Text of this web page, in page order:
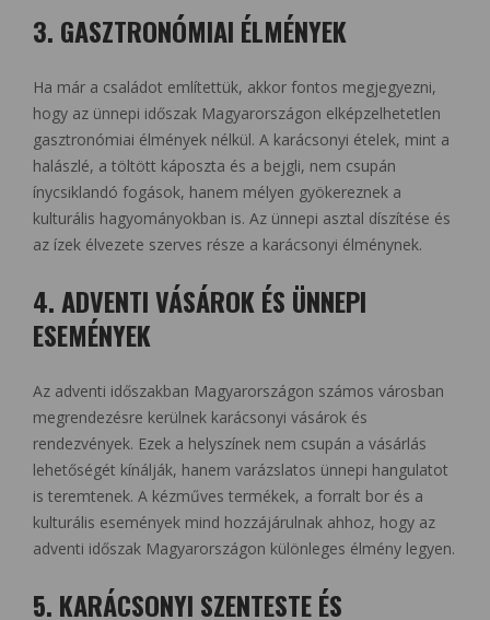
3. GASZTRONÓMIAI ÉLMÉNYEK
Ha már a családot említettük, akkor fontos megjegyezni,
hogy az ünnepi időszak Magyarországon elképzelhetetlen
gasztronómiai élmények nélkül. A karácsonyi ételek, mint a
halászlé, a töltött káposzta és a bejgli, nem csupán
ínycsiklandó fogások, hanem mélyen gyökereznek a
kulturális hagyományokban is. Az ünnepi asztal díszítése és
az ízek élvezete szerves része a karácsonyi élménynek.
4. ADVENTI VÁSÁROK ÉS ÜNNEPI
ESEMÉNYEK
Az adventi időszakban Magyarországon számos városban
megrendezésre kerülnek karácsonyi vásárok és
rendezvények. Ezek a helyszínek nem csupán a vásárlás
lehetőségét kínálják, hanem varázslatos ünnepi hangulatot
is teremtenek. A kézműves termékek, a forralt bor és a
kulturális események mind hozzájárulnak ahhoz, hogy az
adventi időszak Magyarországon különleges élmény legyen.
5. KARÁCSONYI SZENTESTE ÉS